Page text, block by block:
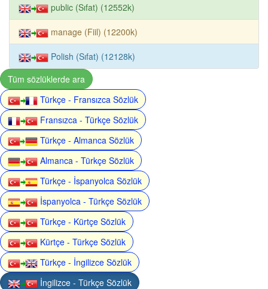
public (Sıfat) (12552k)
manage (Fiil) (12200k)
Polish (Sıfat) (12128k)
Tüm sözlüklerde ara
Türkçe - Fransızca Sözlük
Fransızca - Türkçe Sözlük
Türkçe - Almanca Sözlük
Almanca - Türkçe Sözlük
Türkçe - İspanyolca Sözlük
İspanyolca - Türkçe Sözlük
Türkçe - Kürtçe Sözlük
Kürtçe - Türkçe Sözlük
Türkçe - İngilizce Sözlük
İngilizce - Türkçe Sözlük